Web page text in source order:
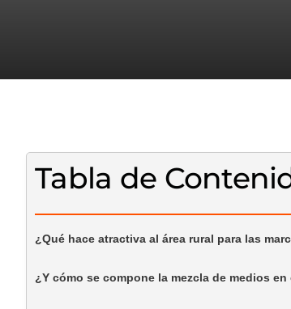
Tabla de
¿Qué hace atractiva al área rural para las
¿Y cómo se compone la mezcla de medios en